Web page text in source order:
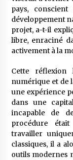
pays,
développement
projet, a-t-il
libre, enraciné
activement à la
Cette
numérique et de
une expérience
dans une
incapable de
procédure
travailler
classiques, il a
outils modernes